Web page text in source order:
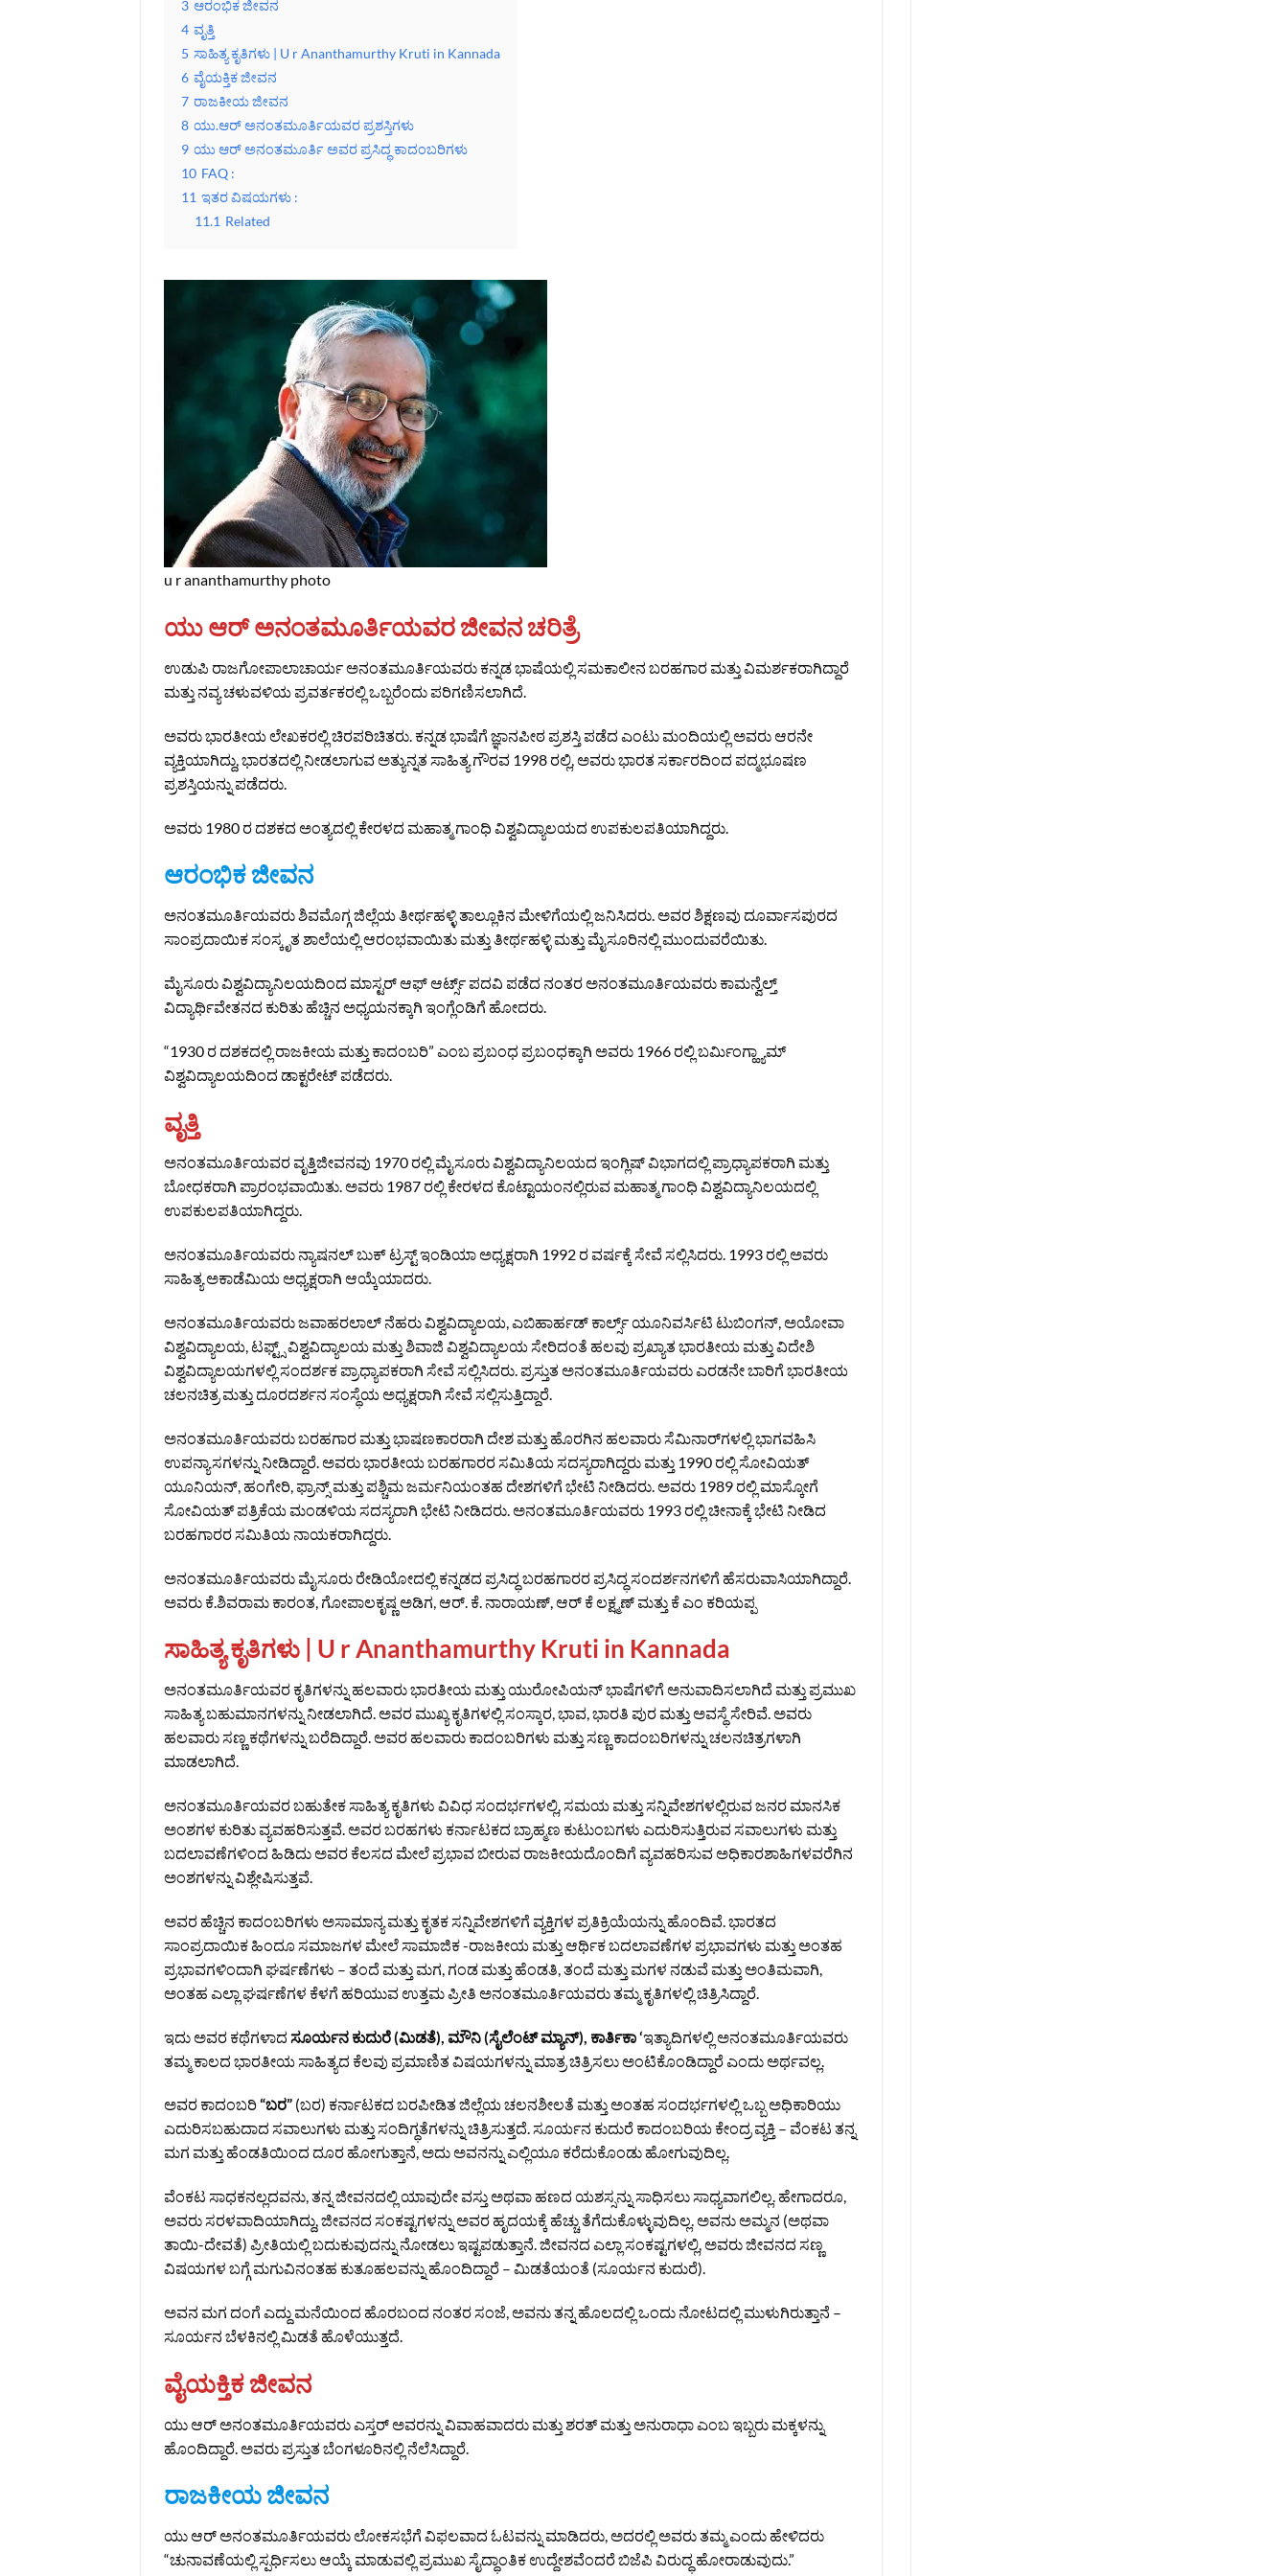
3 ಆರಂಭಿಕ ಜೀವನ
4 ವೃತ್ತಿ
5 ಸಾಹಿತ್ಯ ಕೃತಿಗಳು | U r Ananthamurthy Kruti in Kannada
6 ವೈಯಕ್ತಿಕ ಜೀವನ
7 ರಾಜಕೀಯ ಜೀವನ
8 ಯು.ಆರ್ ಅನಂತಮೂರ್ತಿಯವರ ಪ್ರಶಸ್ತಿಗಳು
9 ಯು ಆರ್ ಅನಂತಮೂರ್ತಿ ಅವರ ಪ್ರಸಿದ್ಧ ಕಾದಂಬರಿಗಳು
10 FAQ :
11 ಇತರ ವಿಷಯಗಳು :
11.1 Related
u r ananthamurthy photo
ಯು ಆರ್ ಅನಂತಮೂರ್ತಿಯವರ ಜೀವನ ಚರಿತ್ರೆ
ಉಡುಪಿ ರಾಜಗೋಪಾಲಾಚಾರ್ಯ ಅನಂತಮೂರ್ತಿಯವರು ಕನ್ನಡ ಭಾಷೆಯಲ್ಲಿ ಸಮಕಾಲೀನ ಬರಹಗಾರ ಮತ್ತು ವಿಮರ್ಶಕರಾಗಿದ್ದಾರೆ
ಮತ್ತು ನವ್ಯ ಚಳುವಳಿಯ ಪ್ರವರ್ತಕರಲ್ಲಿ ಒಬ್ಬರೆಂದು ಪರಿಗಣಿಸಲಾಗಿದೆ.
ಅವರು ಭಾರತೀಯ ಲೇಖಕರಲ್ಲಿ ಚಿರಪರಿಚಿತರು. ಕನ್ನಡ ಭಾಷೆಗೆ ಜ್ಞಾನಪೀಠ ಪ್ರಶಸ್ತಿ ಪಡೆದ ಎಂಟು ಮಂದಿಯಲ್ಲಿ ಅವರು ಆರನೇ
ವ್ಯಕ್ತಿಯಾಗಿದ್ದು, ಭಾರತದಲ್ಲಿ ನೀಡಲಾಗುವ ಅತ್ಯುನ್ನತ ಸಾಹಿತ್ಯ ಗೌರವ 1998 ರಲ್ಲಿ, ಅವರು ಭಾರತ ಸರ್ಕಾರದಿಂದ ಪದ್ಮಭೂಷಣ
ಪ್ರಶಸ್ತಿಯನ್ನು ಪಡೆದರು.
ಅವರು 1980 ರ ದಶಕದ ಅಂತ್ಯದಲ್ಲಿ ಕೇರಳದ ಮಹಾತ್ಮ ಗಾಂಧಿ ವಿಶ್ವವಿದ್ಯಾಲಯದ ಉಪಕುಲಪತಿಯಾಗಿದ್ದರು.
ಆರಂಭಿಕ ಜೀವನ
ಅನಂತಮೂರ್ತಿಯವರು ಶಿವಮೊಗ್ಗ ಜಿಲ್ಲೆಯ ತೀರ್ಥಹಳ್ಳಿ ತಾಲ್ಲೂಕಿನ ಮೇಳಿಗೆಯಲ್ಲಿ ಜನಿಸಿದರು. ಅವರ ಶಿಕ್ಷಣವು ದೂರ್ವಾಸಪುರದ
ಸಾಂಪ್ರದಾಯಿಕ ಸಂಸ್ಕೃತ ಶಾಲೆಯಲ್ಲಿ ಆರಂಭವಾಯಿತು ಮತ್ತು ತೀರ್ಥಹಳ್ಳಿ ಮತ್ತು ಮೈಸೂರಿನಲ್ಲಿ ಮುಂದುವರೆಯಿತು.
ಮೈಸೂರು ವಿಶ್ವವಿದ್ಯಾನಿಲಯದಿಂದ ಮಾಸ್ಟರ್ ಆಫ್ ಆರ್ಟ್ಸ್ ಪದವಿ ಪಡೆದ ನಂತರ ಅನಂತಮೂರ್ತಿಯವರು ಕಾಮನ್ವೆಲ್ತ್
ವಿದ್ಯಾರ್ಥಿವೇತನದ ಕುರಿತು ಹೆಚ್ಚಿನ ಅಧ್ಯಯನಕ್ಕಾಗಿ ಇಂಗ್ಲೆಂಡಿಗೆ ಹೋದರು.
“1930 ರ ದಶಕದಲ್ಲಿ ರಾಜಕೀಯ ಮತ್ತು ಕಾದಂಬರಿ” ಎಂಬ ಪ್ರಬಂಧ ಪ್ರಬಂಧಕ್ಕಾಗಿ ಅವರು 1966 ರಲ್ಲಿ ಬರ್ಮಿಂಗ್ಹ್ಯಾಮ್
ವಿಶ್ವವಿದ್ಯಾಲಯದಿಂದ ಡಾಕ್ಟರೇಟ್ ಪಡೆದರು.
ವೃತ್ತಿ
ಅನಂತಮೂರ್ತಿಯವರ ವೃತ್ತಿಜೀವನವು 1970 ರಲ್ಲಿ ಮೈಸೂರು ವಿಶ್ವವಿದ್ಯಾನಿಲಯದ ಇಂಗ್ಲಿಷ್ ವಿಭಾಗದಲ್ಲಿ ಪ್ರಾಧ್ಯಾಪಕರಾಗಿ ಮತ್ತು
ಬೋಧಕರಾಗಿ ಪ್ರಾರಂಭವಾಯಿತು. ಅವರು 1987 ರಲ್ಲಿ ಕೇರಳದ ಕೊಟ್ಟಾಯಂನಲ್ಲಿರುವ ಮಹಾತ್ಮ ಗಾಂಧಿ ವಿಶ್ವವಿದ್ಯಾನಿಲಯದಲ್ಲಿ
ಉಪಕುಲಪತಿಯಾಗಿದ್ದರು.
ಅನಂತಮೂರ್ತಿಯವರು ನ್ಯಾಷನಲ್ ಬುಕ್ ಟ್ರಸ್ಟ್ ಇಂಡಿಯಾ ಅಧ್ಯಕ್ಷರಾಗಿ 1992 ರ ವರ್ಷಕ್ಕೆ ಸೇವೆ ಸಲ್ಲಿಸಿದರು. 1993 ರಲ್ಲಿ ಅವರು
ಸಾಹಿತ್ಯ ಅಕಾಡೆಮಿಯ ಅಧ್ಯಕ್ಷರಾಗಿ ಆಯ್ಕೆಯಾದರು.
ಅನಂತಮೂರ್ತಿಯವರು ಜವಾಹರಲಾಲ್ ನೆಹರು ವಿಶ್ವವಿದ್ಯಾಲಯ, ಎಬಿಹಾರ್ಹಡ್ ಕಾರ್ಲ್ಸ್ ಯೂನಿವರ್ಸಿಟಿ ಟುಬಿಂಗನ್, ಅಯೋವಾ
ವಿಶ್ವವಿದ್ಯಾಲಯ, ಟಫ್ಟ್ಸ್ ವಿಶ್ವವಿದ್ಯಾಲಯ ಮತ್ತು ಶಿವಾಜಿ ವಿಶ್ವವಿದ್ಯಾಲಯ ಸೇರಿದಂತೆ ಹಲವು ಪ್ರಖ್ಯಾತ ಭಾರತೀಯ ಮತ್ತು ವಿದೇಶಿ
ವಿಶ್ವವಿದ್ಯಾಲಯಗಳಲ್ಲಿ ಸಂದರ್ಶಕ ಪ್ರಾಧ್ಯಾಪಕರಾಗಿ ಸೇವೆ ಸಲ್ಲಿಸಿದರು. ಪ್ರಸ್ತುತ ಅನಂತಮೂರ್ತಿಯವರು ಎರಡನೇ ಬಾರಿಗೆ ಭಾರತೀಯ
ಚಲನಚಿತ್ರ ಮತ್ತು ದೂರದರ್ಶನ ಸಂಸ್ಥೆಯ ಅಧ್ಯಕ್ಷರಾಗಿ ಸೇವೆ ಸಲ್ಲಿಸುತ್ತಿದ್ದಾರೆ.
ಅನಂತಮೂರ್ತಿಯವರು ಬರಹಗಾರ ಮತ್ತು ಭಾಷಣಕಾರರಾಗಿ ದೇಶ ಮತ್ತು ಹೊರಗಿನ ಹಲವಾರು ಸೆಮಿನಾರ್‌ಗಳಲ್ಲಿ ಭಾಗವಹಿಸಿ
ಉಪನ್ಯಾಸಗಳನ್ನು ನೀಡಿದ್ದಾರೆ. ಅವರು ಭಾರತೀಯ ಬರಹಗಾರರ ಸಮಿತಿಯ ಸದಸ್ಯರಾಗಿದ್ದರು ಮತ್ತು 1990 ರಲ್ಲಿ ಸೋವಿಯತ್
ಯೂನಿಯನ್, ಹಂಗೇರಿ, ಫ್ರಾನ್ಸ್ ಮತ್ತು ಪಶ್ಚಿಮ ಜರ್ಮನಿಯಂತಹ ದೇಶಗಳಿಗೆ ಭೇಟಿ ನೀಡಿದರು. ಅವರು 1989 ರಲ್ಲಿ ಮಾಸ್ಕೋಗೆ
ಸೋವಿಯತ್ ಪತ್ರಿಕೆಯ ಮಂಡಳಿಯ ಸದಸ್ಯರಾಗಿ ಭೇಟಿ ನೀಡಿದರು. ಅನಂತಮೂರ್ತಿಯವರು 1993 ರಲ್ಲಿ ಚೀನಾಕ್ಕೆ ಭೇಟಿ ನೀಡಿದ
ಬರಹಗಾರರ ಸಮಿತಿಯ ನಾಯಕರಾಗಿದ್ದರು.
ಅನಂತಮೂರ್ತಿಯವರು ಮೈಸೂರು ರೇಡಿಯೋದಲ್ಲಿ ಕನ್ನಡದ ಪ್ರಸಿದ್ಧ ಬರಹಗಾರರ ಪ್ರಸಿದ್ಧ ಸಂದರ್ಶನಗಳಿಗೆ ಹೆಸರುವಾಸಿಯಾಗಿದ್ದಾರೆ.
ಅವರು ಕೆ.ಶಿವರಾಮ ಕಾರಂತ, ಗೋಪಾಲಕೃಷ್ಣ ಅಡಿಗ, ಆರ್. ಕೆ. ನಾರಾಯಣ್, ಆರ್ ಕೆ ಲಕ್ಷ್ಮಣ್ ಮತ್ತು ಕೆ ಎಂ ಕರಿಯಪ್ಪ
ಸಾಹಿತ್ಯ ಕೃತಿಗಳು | U r Ananthamurthy Kruti in Kannada
ಅನಂತಮೂರ್ತಿಯವರ ಕೃತಿಗಳನ್ನು ಹಲವಾರು ಭಾರತೀಯ ಮತ್ತು ಯುರೋಪಿಯನ್ ಭಾಷೆಗಳಿಗೆ ಅನುವಾದಿಸಲಾಗಿದೆ ಮತ್ತು ಪ್ರಮುಖ
ಸಾಹಿತ್ಯ ಬಹುಮಾನಗಳನ್ನು ನೀಡಲಾಗಿದೆ. ಅವರ ಮುಖ್ಯ ಕೃತಿಗಳಲ್ಲಿ ಸಂಸ್ಕಾರ, ಭಾವ, ಭಾರತಿ ಪುರ ಮತ್ತು ಅವಸ್ಥೆ ಸೇರಿವೆ. ಅವರು
ಹಲವಾರು ಸಣ್ಣ ಕಥೆಗಳನ್ನು ಬರೆದಿದ್ದಾರೆ. ಅವರ ಹಲವಾರು ಕಾದಂಬರಿಗಳು ಮತ್ತು ಸಣ್ಣ ಕಾದಂಬರಿಗಳನ್ನು ಚಲನಚಿತ್ರಗಳಾಗಿ
ಮಾಡಲಾಗಿದೆ.
ಅನಂತಮೂರ್ತಿಯವರ ಬಹುತೇಕ ಸಾಹಿತ್ಯ ಕೃತಿಗಳು ವಿವಿಧ ಸಂದರ್ಭಗಳಲ್ಲಿ, ಸಮಯ ಮತ್ತು ಸನ್ನಿವೇಶಗಳಲ್ಲಿರುವ ಜನರ ಮಾನಸಿಕ
ಅಂಶಗಳ ಕುರಿತು ವ್ಯವಹರಿಸುತ್ತವೆ. ಅವರ ಬರಹಗಳು ಕರ್ನಾಟಕದ ಬ್ರಾಹ್ಮಣ ಕುಟುಂಬಗಳು ಎದುರಿಸುತ್ತಿರುವ ಸವಾಲುಗಳು ಮತ್ತು
ಬದಲಾವಣೆಗಳಿಂದ ಹಿಡಿದು ಅವರ ಕೆಲಸದ ಮೇಲೆ ಪ್ರಭಾವ ಬೀರುವ ರಾಜಕೀಯದೊಂದಿಗೆ ವ್ಯವಹರಿಸುವ ಅಧಿಕಾರಶಾಹಿಗಳವರೆಗಿನ
ಅಂಶಗಳನ್ನು ವಿಶ್ಲೇಷಿಸುತ್ತವೆ.
ಅವರ ಹೆಚ್ಚಿನ ಕಾದಂಬರಿಗಳು ಅಸಾಮಾನ್ಯ ಮತ್ತು ಕೃತಕ ಸನ್ನಿವೇಶಗಳಿಗೆ ವ್ಯಕ್ತಿಗಳ ಪ್ರತಿಕ್ರಿಯೆಯನ್ನು ಹೊಂದಿವೆ. ಭಾರತದ
ಸಾಂಪ್ರದಾಯಿಕ ಹಿಂದೂ ಸಮಾಜಗಳ ಮೇಲೆ ಸಾಮಾಜಿಕ -ರಾಜಕೀಯ ಮತ್ತು ಆರ್ಥಿಕ ಬದಲಾವಣೆಗಳ ಪ್ರಭಾವಗಳು ಮತ್ತು ಅಂತಹ
ಪ್ರಭಾವಗಳಿಂದಾಗಿ ಘರ್ಷಣೆಗಳು – ತಂದೆ ಮತ್ತು ಮಗ, ಗಂಡ ಮತ್ತು ಹೆಂಡತಿ, ತಂದೆ ಮತ್ತು ಮಗಳ ನಡುವೆ ಮತ್ತು ಅಂತಿಮವಾಗಿ,
ಅಂತಹ ಎಲ್ಲಾ ಘರ್ಷಣೆಗಳ ಕೆಳಗೆ ಹರಿಯುವ ಉತ್ತಮ ಪ್ರೀತಿ ಅನಂತಮೂರ್ತಿಯವರು ತಮ್ಮ ಕೃತಿಗಳಲ್ಲಿ ಚಿತ್ರಿಸಿದ್ದಾರೆ.
ಇದು ಅವರ ಕಥೆಗಳಾದ ಸೂರ್ಯನ ಕುದುರೆ (ಮಿಡತೆ), ಮೌನಿ (ಸೈಲೆಂಟ್ ಮ್ಯಾನ್), ಕಾರ್ತಿಕಾ ‘ಇತ್ಯಾದಿಗಳಲ್ಲಿ ಅನಂತಮೂರ್ತಿಯವರು
ತಮ್ಮ ಕಾಲದ ಭಾರತೀಯ ಸಾಹಿತ್ಯದ ಕೆಲವು ಪ್ರಮಾಣಿತ ವಿಷಯಗಳನ್ನು ಮಾತ್ರ ಚಿತ್ರಿಸಲು ಅಂಟಿಕೊಂಡಿದ್ದಾರೆ ಎಂದು ಅರ್ಥವಲ್ಲ.
ಅವರ ಕಾದಂಬರಿ“ಬರ” (ಬರ) ಕರ್ನಾಟಕದ ಬರಪೀಡಿತ ಜಿಲ್ಲೆಯ ಚಲನಶೀಲತೆ ಮತ್ತು ಅಂತಹ ಸಂದರ್ಭಗಳಲ್ಲಿ ಒಬ್ಬ ಅಧಿಕಾರಿಯು
ಎದುರಿಸಬಹುದಾದ ಸವಾಲುಗಳು ಮತ್ತು ಸಂದಿಗ್ಧತೆಗಳನ್ನು ಚಿತ್ರಿಸುತ್ತದೆ. ಸೂರ್ಯನ ಕುದುರೆ ಕಾದಂಬರಿಯ ಕೇಂದ್ರ ವ್ಯಕ್ತಿ – ವೆಂಕಟ ತನ್ನ
ಮಗ ಮತ್ತು ಹೆಂಡತಿಯಿಂದ ದೂರ ಹೋಗುತ್ತಾನೆ, ಅದು ಅವನನ್ನು ಎಲ್ಲಿಯೂ ಕರೆದುಕೊಂಡು ಹೋಗುವುದಿಲ್ಲ.
ವೆಂಕಟ ಸಾಧಕನಲ್ಲದವನು, ತನ್ನ ಜೀವನದಲ್ಲಿ ಯಾವುದೇ ವಸ್ತು ಅಥವಾ ಹಣದ ಯಶಸ್ಸನ್ನು ಸಾಧಿಸಲು ಸಾಧ್ಯವಾಗಲಿಲ್ಲ. ಹೇಗಾದರೂ,
ಅವರು ಸರಳವಾದಿಯಾಗಿದ್ದು, ಜೀವನದ ಸಂಕಷ್ಟಗಳನ್ನು ಅವರ ಹೃದಯಕ್ಕೆ ಹೆಚ್ಚು ತೆಗೆದುಕೊಳ್ಳುವುದಿಲ್ಲ. ಅವನು ಅಮ್ಮನ (ಅಥವಾ
ತಾಯಿ-ದೇವತೆ) ಪ್ರೀತಿಯಲ್ಲಿ ಬದುಕುವುದನ್ನು ನೋಡಲು ಇಷ್ಟಪಡುತ್ತಾನೆ. ಜೀವನದ ಎಲ್ಲಾ ಸಂಕಷ್ಟಗಳಲ್ಲಿ, ಅವರು ಜೀವನದ ಸಣ್ಣ
ವಿಷಯಗಳ ಬಗ್ಗೆ ಮಗುವಿನಂತಹ ಕುತೂಹಲವನ್ನು ಹೊಂದಿದ್ದಾರೆ – ಮಿಡತೆಯಂತೆ (ಸೂರ್ಯನ ಕುದುರೆ).
ಅವನ ಮಗ ದಂಗೆ ಎದ್ದು ಮನೆಯಿಂದ ಹೊರಬಂದ ನಂತರ ಸಂಜೆ, ಅವನು ತನ್ನ ಹೊಲದಲ್ಲಿ ಒಂದು ನೋಟದಲ್ಲಿ ಮುಳುಗಿರುತ್ತಾನೆ –
ಸೂರ್ಯನ ಬೆಳಕಿನಲ್ಲಿ ಮಿಡತೆ ಹೊಳೆಯುತ್ತದೆ.
ವೈಯಕ್ತಿಕ ಜೀವನ
ಯು ಆರ್ ಅನಂತಮೂರ್ತಿಯವರು ಎಸ್ತರ್ ಅವರನ್ನು ವಿವಾಹವಾದರು ಮತ್ತು ಶರತ್ ಮತ್ತು ಅನುರಾಧಾ ಎಂಬ ಇಬ್ಬರು ಮಕ್ಕಳನ್ನು
ಹೊಂದಿದ್ದಾರೆ. ಅವರು ಪ್ರಸ್ತುತ ಬೆಂಗಳೂರಿನಲ್ಲಿ ನೆಲೆಸಿದ್ದಾರೆ.
ರಾಜಕೀಯ ಜೀವನ
ಯು ಆರ್ ಅನಂತಮೂರ್ತಿಯವರು ಲೋಕಸಭೆಗೆ ವಿಫಲವಾದ ಓಟವನ್ನು ಮಾಡಿದರು, ಅದರಲ್ಲಿ ಅವರು ತಮ್ಮ ಎಂದು ಹೇಳಿದರು
“ಚುನಾವಣೆಯಲ್ಲಿ ಸ್ಪರ್ಧಿಸಲು ಆಯ್ಕೆ ಮಾಡುವಲ್ಲಿ ಪ್ರಮುಖ ಸೈದ್ಧಾಂತಿಕ ಉದ್ದೇಶವೆಂದರೆ ಬಿಜೆಪಿ ವಿರುದ್ಧ ಹೋರಾಡುವುದು.”